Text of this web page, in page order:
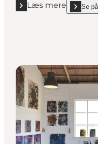
Læs mere
Læs mere "Kunsthal
Se
show